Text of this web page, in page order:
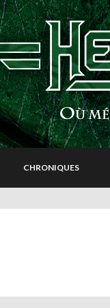
CHRONIQUES